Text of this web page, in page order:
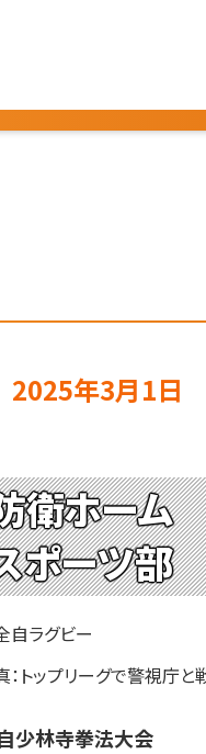
2025年3月1日
衛ホーム
ポーツ部
：トップリーグで警視庁と
少林寺拳法大会